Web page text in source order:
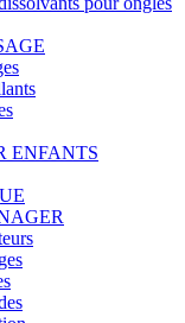
ENFANTS